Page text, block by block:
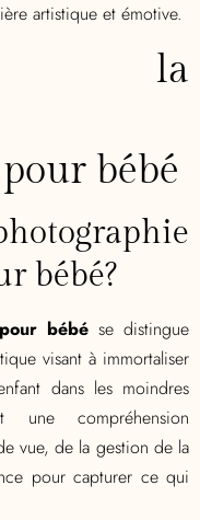
artistique et émotive.
la
bébé
bébé?
bébése distingue
visant à immortaliser
dans les moindres
une compréhension
vue, de la gestion de la
pour capturer ce qui